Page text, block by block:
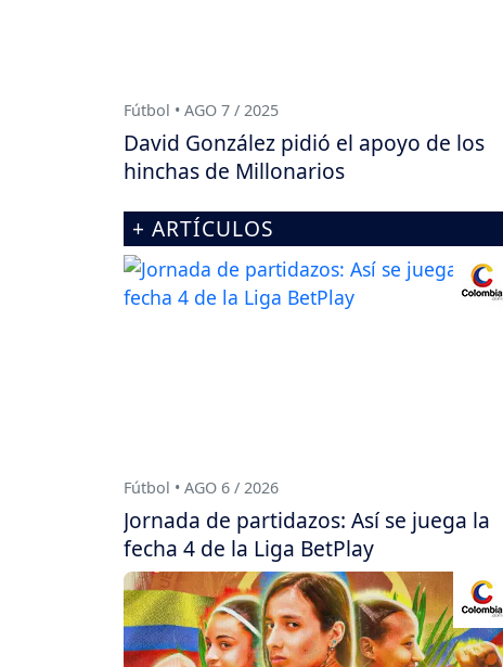
Fútbol • AGO 7 / 2025
David González pidió el apoyo de los
hinchas de Millonarios
+ ARTÍCULOS
Fútbol • AGO 6 / 2026
Jornada de partidazos: Así se juega la
fecha 4 de la Liga BetPlay